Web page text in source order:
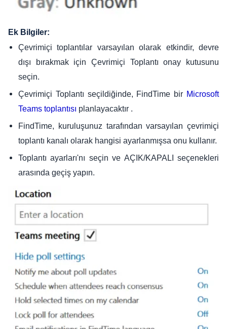
Ek Bilgiler:
Çevrimiçi toplantılar varsayılan olarak etkindir, devre
dışı bırakmak için Çevrimiçi Toplantı onay kutusunu
seçin.
Çevrimiçi Toplantı seçildiğinde, FindTime bir Microsoft
Teams toplantısı planlayacaktır .
FindTime, kuruluşunuz tarafından varsayılan çevrimiçi
toplantı kanalı olarak hangisi ayarlanmışsa onu kullanır.
Toplantı ayarları'nı seçin ve AÇIK/KAPALI seçenekleri
arasında geçiş yapın.